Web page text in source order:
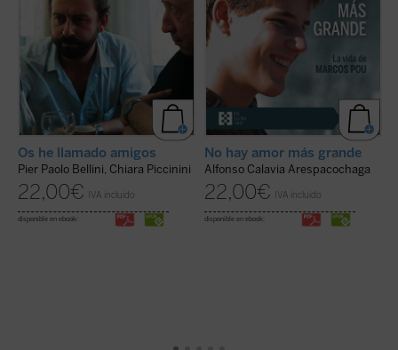
Os he llamado amigos
Pier Paolo Bellini, Chiara Piccinini
22,00€ IVA incluido
disponible en ebook:
No hay amor más grande
Alfonso Calavia Arespacochaga
22,00€ IVA incluido
disponible en ebook: